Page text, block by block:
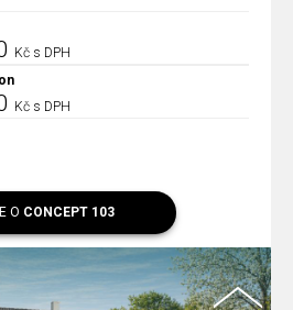
Kč s DPH
Kč s DPH
O CONCEPT 103